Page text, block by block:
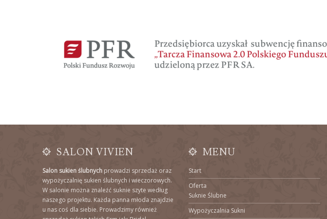
SALON VIVIEN
Salon sukien ślubnych prowadzi sprzedaż oraz
wypożyczalnię sukien ślubnych i wieczorowych.
W salonie można znaleźć suknie szyte według
naszego projektu. Każda panna młoda znajdzie
u nas coś dla siebie. Prowadzimy również
MENU
Start
Oferta
Suknie Ślubne
Wypożyczalnia Sukni